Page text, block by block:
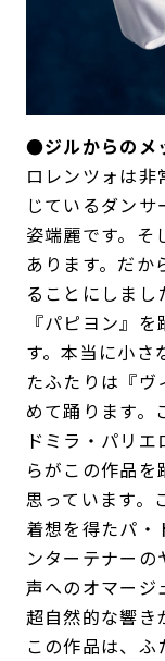
●ジルからのメ
ロレンツォは
じているダンサ
姿端麗です。そ
あります。だか
ることにしま
『パピヨン』
す。本当に小さ
たふたりは『
めて踊ります。
ドミラ・パリ
らがこの作品を
思っています。
着想を得たパ・
ンターテナー
声へのオマージ
超自然的な響き
この作品は、ふ